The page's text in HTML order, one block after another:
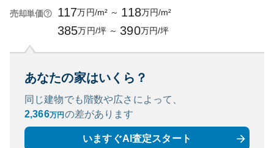
売却単価 117万円/m² ～ 118万円/m²
385万円/坪 ～ 390万円/坪
あなたの家はいくら？
同じ建物でも階数や広さによって、
2,366万円 の差があります
いますぐAI査定スタート